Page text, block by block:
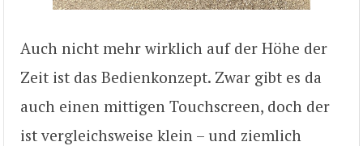
Auch nicht mehr wirklich auf der Höhe der
Zeit ist das Bedienkonzept. Zwar gibt es da
auch einen mittigen Touchscreen, doch der
ist vergleichsweise klein – und ziemlich